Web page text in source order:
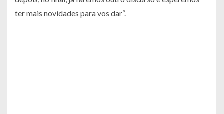
ter mais novidades para vos dar“.